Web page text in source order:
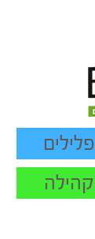
פלילים
קהילה